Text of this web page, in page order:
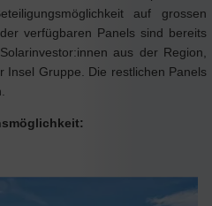
auf grossen
verfügbaren Panels sind bereits
aus der Region,
Insel Gruppe. Die restlichen Panels